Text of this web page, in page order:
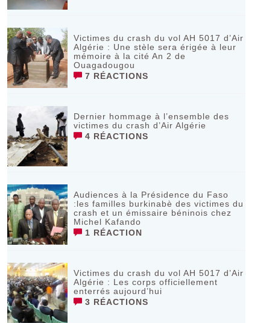
Victimes du crash du vol AH 5017 d’Air
Algérie : Une stèle sera érigée à leur
mémoire à la cité An 2 de
Ouagadougou
7 RÉACTIONS
Dernier hommage à l’ensemble des
victimes du crash d’Air Algérie
4 RÉACTIONS
Audiences à la Présidence du Faso
:les familles burkinabè des victimes du
crash et un émissaire béninois chez
Michel Kafando
1 RÉACTION
Victimes du crash du vol AH 5017 d’Air
Algérie : Les corps officiellement
enterrés aujourd’hui
3 RÉACTIONS